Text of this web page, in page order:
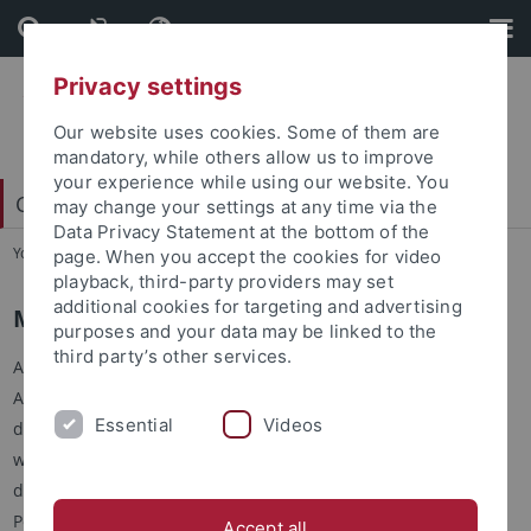
Skip
to
content
Skip
to
footer
Carl Friedrich von Weizsäcker-Zentrum
You are here: Startseite ... Mission
Mission
Ausgehend von der Idee eines TüCAS (Tübingen Center of
Advanced Studies, Senatsbeschluss vom 8.12.2016) wurde
das
Carl Friedrich von Weizsäcker-Zentrum
wissenschaftliche Forschung als eine der drei Säulen
des
Postdoktoranden komplementiert es das Angebot der beiden
Privacy settings
Our website uses cookies. Some of them are
mandatory, while others allow us to improve
your experience while using our website. You
may change your settings at any time via the
Data Privacy Statement at the bottom of the
page. When you accept the cookies for video
playback, third-party providers may set
additional cookies for targeting and advertising
purposes and your data may be linked to the
third party’s other services.
Essential Videos